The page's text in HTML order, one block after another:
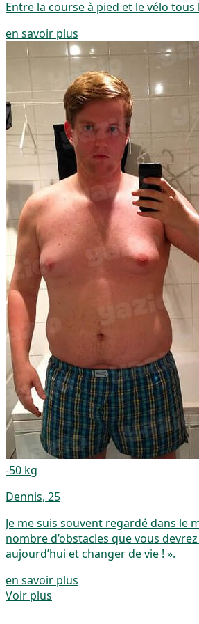
Entre la course à pied et le vélo
en savoir plus
-50 kg
Dennis, 25
Je me suis souvent regardé dans le
nombre d’obstacles que vous
aujourd’hui et changer de vie ! ».
en savoir plus
Voir plus